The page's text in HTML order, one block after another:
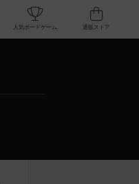
カフェ/店舗 人気ボードゲーム